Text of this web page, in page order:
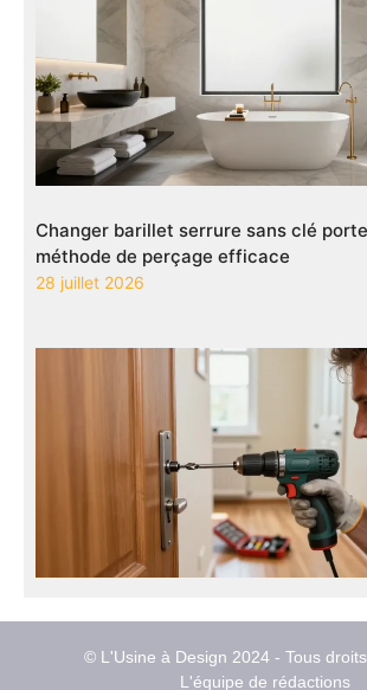
Changer barillet serrure sans clé
méthode de perçage efficace
28 juillet 2026
© L'Usine à Design 2024 - Tous
L'équipe de rédactions